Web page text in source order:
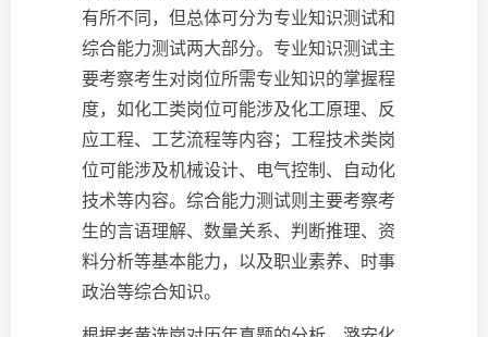
有所不同，但总体可分为专业知识测试和
综合能力测试两大部分。专业知识测试主
要考察考生对岗位所需专业知识的掌握程
度，如化工类岗位可能涉及化工原理、反
应工程、工艺流程等内容；工程技术类岗
位可能涉及机械设计、电气控制、自动化
技术等内容。综合能力测试则主要考察考
生的言语理解、数量关系、判断推理、资
料分析等基本能力，以及职业素养、时事
政治等综合知识。